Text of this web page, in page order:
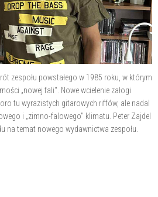
zespołu powstałego w 1985 roku, w którym
„nowej fali". Nowe wcielenie załogi
tu wyrazistych gitarowych riffów, ale nadal
i „zimno-falowego" klimatu. Peter Zajdel
na temat nowego wydawnictwa zespołu.